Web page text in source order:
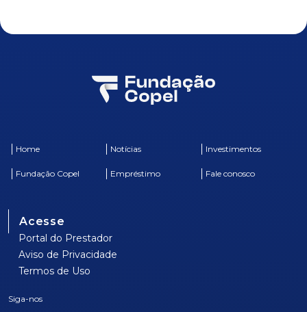
Home Notícias Investimentos
Fundação Copel Empréstimo Fale conosco
Acesse
Portal do Prestador
Aviso de Privacidade
Termos de Uso